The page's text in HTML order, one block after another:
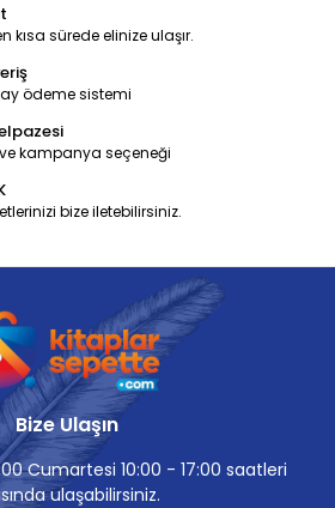
kısa sürede elinize ulaşır.
ödeme sistemi
kampanya seçeneği
bize iletebilirsiniz.
Bize Ulaşın
Cumartesi 10:00 - 17:00 saatleri
ulaşabilirsiniz.